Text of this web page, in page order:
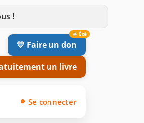
!
💛 Faire un don
un livre
Se connecter